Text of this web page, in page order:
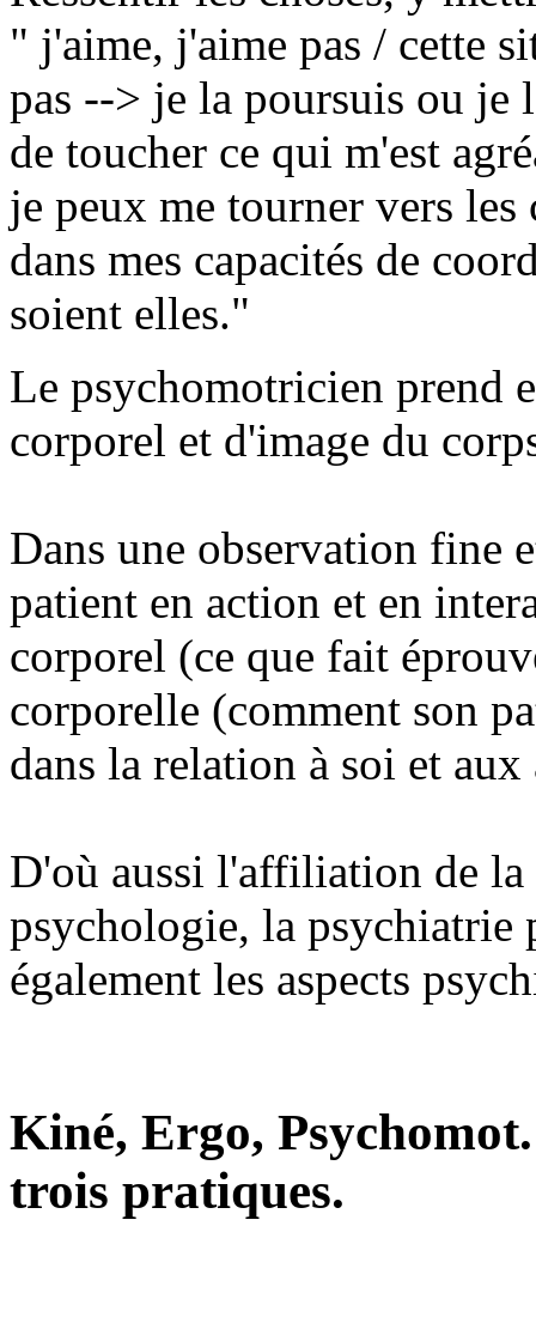
" j'aime, j'aime pas / cette
pas --> je la poursuis ou
de toucher ce qui m'est
je peux me tourner vers
dans mes capacités de
soient elles."
Le psychomotricien prend
corporel et d'image du
Dans une observation fine
patient en action et en
corporel (ce que fait
corporelle (comment son
dans la relation à soi et aux
D'où aussi l'affiliation de
psychologie, la psychiatrie
également les aspects
Kiné, Ergo,
trois pratiques.